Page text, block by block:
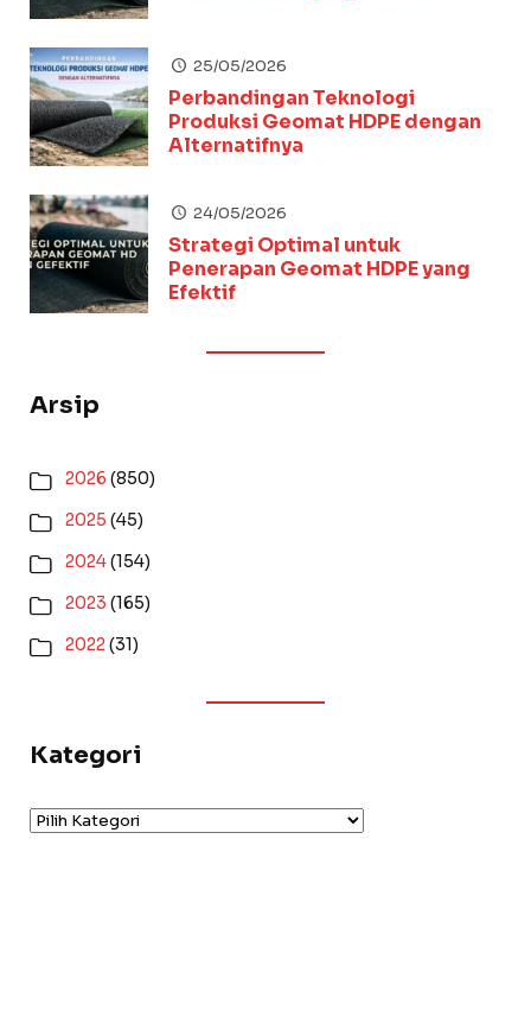
25/05/2026
Perbandingan Teknologi
Produksi Geomat HDPE dengan
Alternatifnya
24/05/2026
Strategi Optimal untuk
Penerapan Geomat HDPE yang
Efektif
Arsip
2026 (850)
2025 (45)
2024(154)
2023 (165)
2022(31)
Kategori
Kategori